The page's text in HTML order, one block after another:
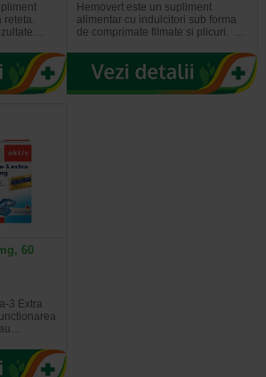
reteta.
Hemovert este un supliment
alimentar cu indulcitori sub forma
de comprimate filmate si plicuri. …
60
3 Extra